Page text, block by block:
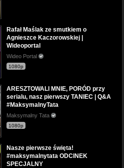
Rafał Maślak ze smutkiem o
Agnieszce Kaczorowskiej |
Wideoportal
Wideo Portal
1080p
ARESZTOWALI MNIE, PORÓD przy
serialu, nasz pierwszy TANIEC | Q&A
#MaksymalnyTata
Maksymalny Tata
1080p
Nasze pierwsze święta!
#maksymalnytata ODCINEK
SPECJALNY